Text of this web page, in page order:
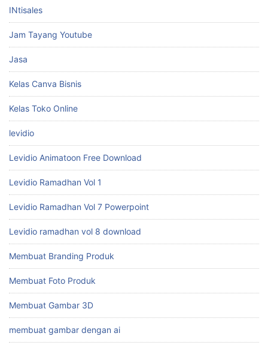
INtisales
Jam Tayang Youtube
Jasa
Kelas Canva Bisnis
Kelas Toko Online
levidio
Levidio Animatoon Free Download
Levidio Ramadhan Vol 1
Levidio Ramadhan Vol 7 Powerpoint
Levidio ramadhan vol 8 download
Membuat Branding Produk
Membuat Foto Produk
Membuat Gambar 3D
membuat gambar dengan ai